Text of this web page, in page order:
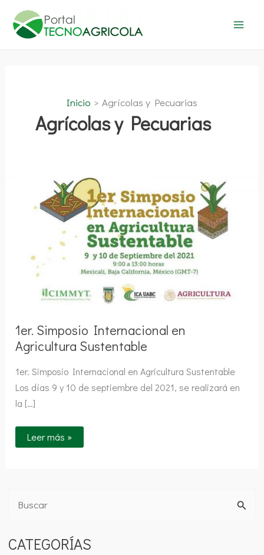
contenido
Inicio Agrícolas y Pecuarias
Agrícolas y Pecuarias
1er. Simposio Internacional en
Agricultura Sustentable
1er. Simposio Internacional en Agricultura Sustentable
Los días 9 y 10 de septiembre del 2021, se realizará en
la […]
Internacional
Agricultura
Sustentable
Leer más »
s
CATEGORÍAS